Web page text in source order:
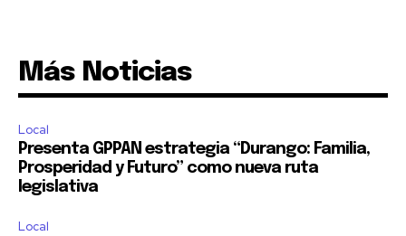
Más Noticias
Local
Presenta GPPAN estrategia “Durango: Familia,
Prosperidad y Futuro” como nueva ruta
legislativa
Local